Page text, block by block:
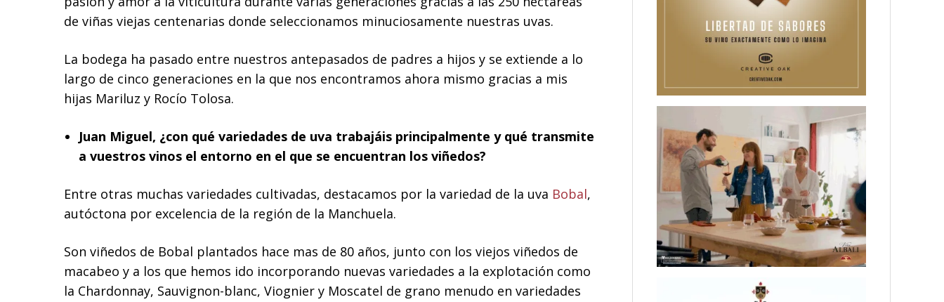
de viñas viejas centenarias donde seleccionamos minuciosamente nuestras uvas.
La bodega ha pasado entre nuestros antepasados de padres a hijos y se extiende a lo
largo de cinco generaciones en la que nos encontramos ahora mismo gracias a mis
hijas Mariluz y Rocío Tolosa.
Juan Miguel, ¿con qué variedades de uva trabajáis principalmente y qué transmite
a vuestros vinos el entorno en el que se encuentran los viñedos?
Entre otras muchas variedades cultivadas, destacamos por la variedad de la uva Bobal,
autóctona por excelencia de la región de la Manchuela.
Son viñedos de Bobal plantados hace mas de 80 años, junto con los viejos viñedos de
macabeo y a los que hemos ido incorporando nuevas variedades a la explotación como
la Chardonnay, Sauvignon-blanc, Viognier y Moscatel de grano menudo en variedades